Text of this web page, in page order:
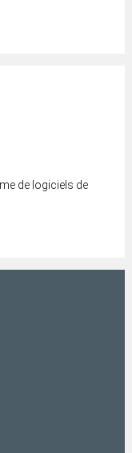
de logiciels de